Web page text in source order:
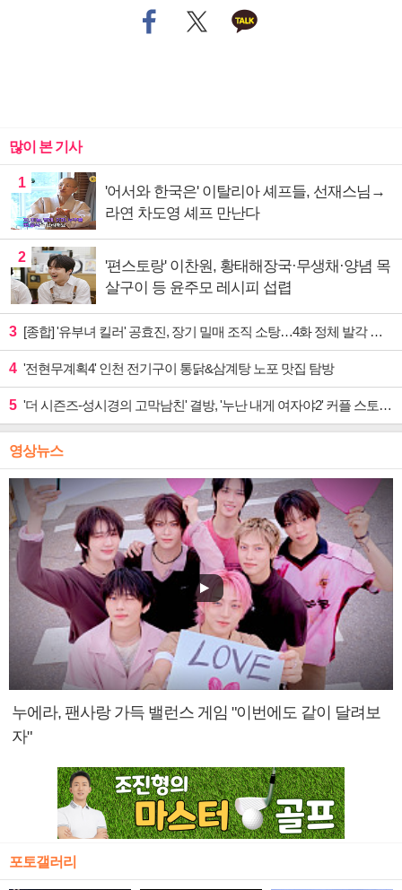
많이 본 기사
1
'어서와 한국은' 이탈리아 셰프들, 선재스님→
라연 차도영 셰프 만난다
2
'편스토랑' 이찬원, 황태해장국·무생채·양념 목
살구이 등 윤주모 레시피 섭렵
3 [종합] '유부녀 킬러' 공효진, 장기 밀매 조직 소탕…4화 정체 발각 위기 예고
4 '전현무계획4' 인천 전기구이 통닭&삼계탕 노포 맛집 탐방
5 '더 시즌즈-성시경의 고막남친' 결방, '누난 내게 여자야2' 커플 스토리 편성
영상뉴스
누에라, 팬사랑 가득 밸런스 게임 "이번에도 같이 달려보
자"
포토갤러리